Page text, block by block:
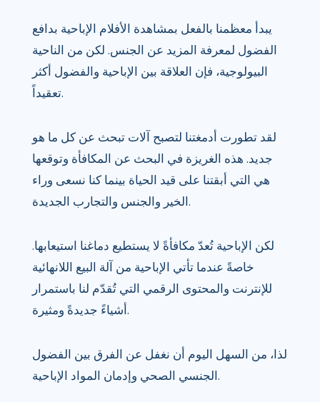
يبدأ معظمنا بالفعل بمشاهدة الأفلام الإباحية بدافع
الفضول لمعرفة المزيد عن الجنس. لكن من الناحية
البيولوجية، فإن العلاقة بين الإباحية والفضول أكثر
تعقيداً.
لقد تطورت أدمغتنا لتصبح آلات تبحث عن كل ما هو
جديد. هذه الغريزة في البحث عن المكافأة وتوقعها
هي التي أبقتنا على قيد الحياة بينما كنا نسعى وراء
الخير والجنس والتجارب الجديدة.
لكن الإباحية تُعدّ مكافأةً لا يستطيع دماغنا استيعابها.
خاصةً عندما تأتي الإباحية من آلة البيع اللانهائية
للإنترنت والمحتوى الرقمي التي تُقدّم لنا باستمرار
أشياءً جديدةً ومثيرة.
لذا، من السهل اليوم أن نغفل عن الفرق بين الفضول
الجنسي الصحي وإدمان المواد الإباحية.